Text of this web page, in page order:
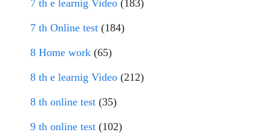
7 th e learnig Video (183)
7 th Online test (184)
8 Home work (65)
8 th e learnig Video (212)
8 th online test (35)
9 th online test (102)